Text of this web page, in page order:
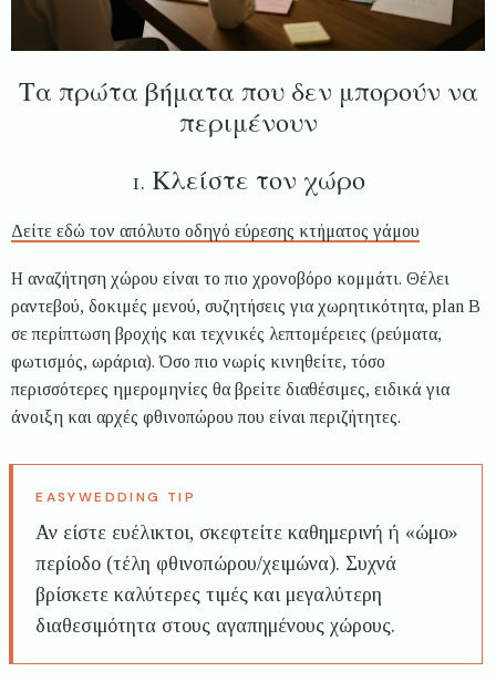
Τα πρώτα βήματα που δεν μπορούν να
περιμένουν
1. Κλείστε τον χώρο
Δείτε εδώ τον απόλυτο οδηγό εύρεσης κτήματος γάμου
Η αναζήτηση χώρου είναι το πιο χρονοβόρο κομμάτι. Θέλει
ραντεβού, δοκιμές μενού, συζητήσεις για χωρητικότητα, plan B
σε περίπτωση βροχής και τεχνικές λεπτομέρειες (ρεύματα,
φωτισμός, ωράρια). Όσο πιο νωρίς κινηθείτε, τόσο
περισσότερες ημερομηνίες θα βρείτε διαθέσιμες, ειδικά για
άνοιξη και αρχές φθινοπώρου που είναι περιζήτητες.
Αν είστε ευέλικτοι, σκεφτείτε καθημερινή ή «ώμο»
περίοδο (τέλη φθινοπώρου/χειμώνα). Συχνά
βρίσκετε καλύτερες τιμές και μεγαλύτερη
διαθεσιμότητα στους αγαπημένους χώρους.